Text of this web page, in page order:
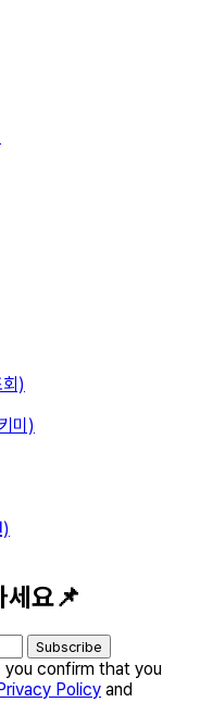
)
미)
세요📌
Subscribe
confirm that you
Policy and